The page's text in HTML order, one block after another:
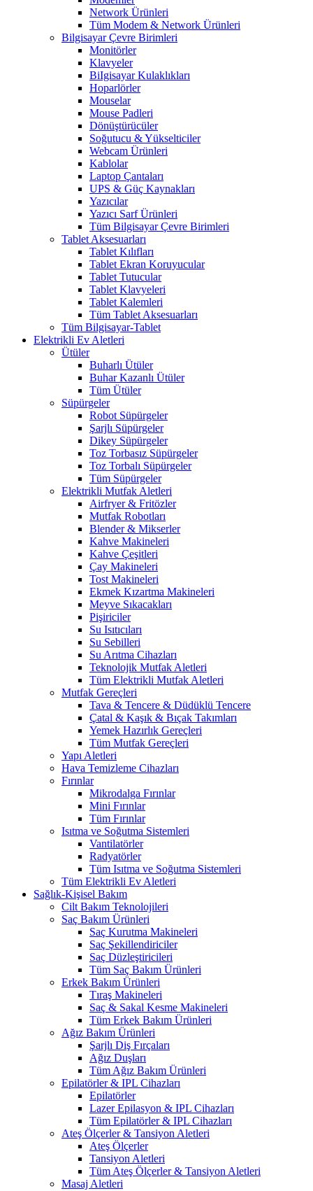
Network Ürünleri
Tüm Modem & Network Ürünleri
Bilgisayar Çevre Birimleri
Monitörler
Klavyeler
BiIgisayar Kulaklıkları
Hoparlörler
Mouselar
Mouse Padleri
Dönüştürücüler
Soğutucu & Yükselticiler
Webcam Ürünleri
Kablolar
Laptop Çantaları
UPS & Güç Kaynakları
Yazıcılar
Yazıcı Sarf Ürünleri
Tüm Bilgisayar Çevre Birimleri
Tablet Aksesuarları
Tablet Kılıfları
Tablet Ekran Koruyucular
Tablet Tutucular
Tablet Klavyeleri
Tablet Kalemleri
Tüm Tablet Aksesuarları
Tüm Bilgisayar-Tablet
Elektrikli Ev Aletleri
Ütüler
Buharlı Ütüler
Buhar Kazanlı Ütüler
Tüm Ütüler
Süpürgeler
Robot Süpürgeler
Şarjlı Süpürgeler
Dikey Süpürgeler
Toz Torbasız Süpürgeler
Toz Torbalı Süpürgeler
Tüm Süpürgeler
Elektrikli Mutfak Aletleri
Airfryer & Fritözler
Mutfak Robotları
Blender & Mikserler
Kahve Makineleri
Kahve Çeşitleri
Çay Makineleri
Tost Makineleri
Ekmek Kızartma Makineleri
Meyve Sıkacakları
Pişiriciler
Su Isıtıcıları
Su Sebilleri
Su Arıtma Cihazları
Teknolojik Mutfak Aletleri
Tüm Elektrikli Mutfak Aletleri
Mutfak Gereçleri
Tava & Tencere & Düdüklü Tencere
Çatal & Kaşık & Bıçak Takımları
Yemek Hazırlık Gereçleri
Tüm Mutfak Gereçleri
Yapı Aletleri
Hava Temizleme Cihazları
Fırınlar
Mikrodalga Fırınlar
Mini Fırınlar
Tüm Fırınlar
Isıtma ve Soğutma Sistemleri
Vantilatörler
Radyatörler
Tüm Isıtma ve Soğutma Sistemleri
Tüm Elektrikli Ev Aletleri
Sağlık-Kişisel Bakım
Cilt Bakım Teknolojileri
Saç Bakım Ürünleri
Saç Kurutma Makineleri
Saç Şekillendiriciler
Saç Düzleştiricileri
Tüm Saç Bakım Ürünleri
Erkek Bakım Ürünleri
Tıraş Makineleri
Saç & Sakal Kesme Makineleri
Tüm Erkek Bakım Ürünleri
Ağız Bakım Ürünleri
Şarjlı Diş Fırçaları
Ağız Duşları
Tüm Ağız Bakım Ürünleri
Epilatörler & IPL Cihazları
Epilatörler
Lazer Epilasyon & IPL Cihazları
Tüm Epilatörler & IPL Cihazları
Ateş Ölçerler & Tansiyon Aletleri
Ateş Ölçerler
Tansiyon Aletleri
Tüm Ateş Ölçerler & Tansiyon Aletleri
Masaj Aletleri